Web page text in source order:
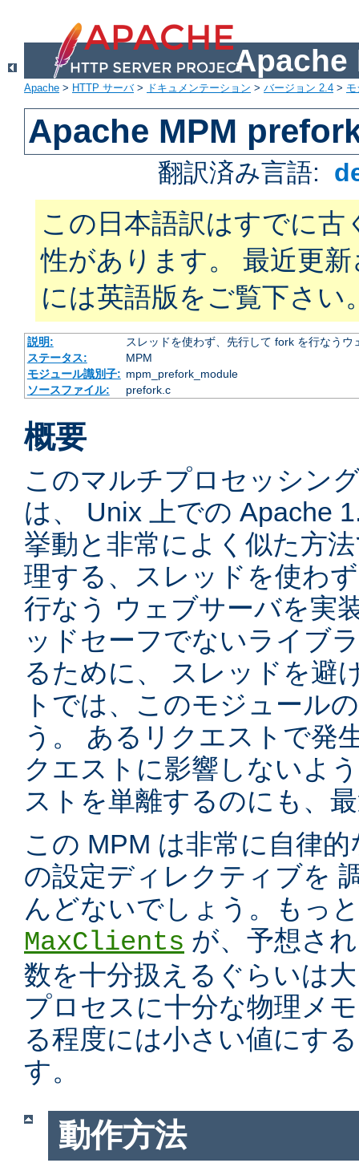
Apache
Apache > HTTP サーバ> ドキュメンテーション > バージョン 2.4 >
Apache MPM
翻訳済み言語:
この日本語訳はすでに古
性があります。 最近更
には英語版をご覧下さい
説明:
スレッドを使わず、先行して fork を行なうウ
ステータス:
MPM
モジュール識別子: mpm_prefork_module
ソースファイル:
prefork.c
概要
このマルチプロセッシン
は、 Unix 上での Apache
挙動と非常によく似た方
理する、スレッドを使わ
行なう ウェブサーバを実
ッドセーフでないライブ
るために、 スレッドを避
トでは、このモジュール
う。 あるリクエストで発
クエストに影響しないよ
ストを単離するのにも、
この MPM は非常に自律
の設定ディレクティブを
んどないでしょう。もっ
MaxClients が、予想さ
数を十分扱えるぐらいは
プロセスに十分な物理メ
る程度には小さい値にす
す。
動作方法